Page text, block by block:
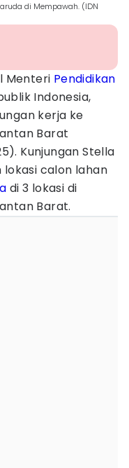
di Mempawah. (IDN
Menteri Pendidikan
Indonesia,
kerja ke
Barat
Kunjungan Stella
calon lahan
di 3 lokasi di
Barat.